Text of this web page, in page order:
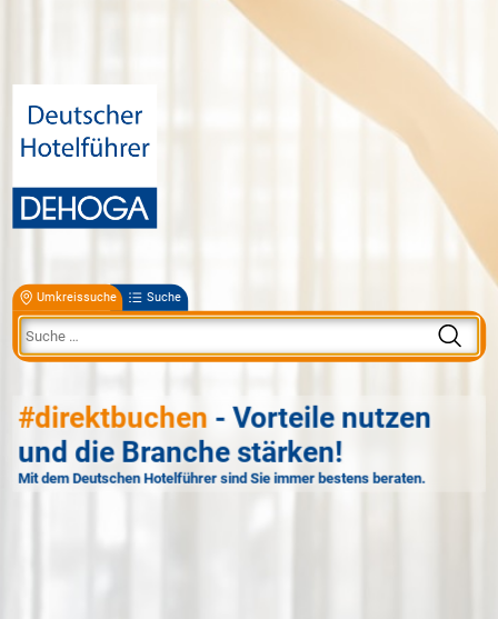
Umkreissuche Suche
#direktbuchen - Vorteile nutzen
und die Branche stärken!
Mit dem Deutschen Hotelführer sind Sie immer bestens beraten.